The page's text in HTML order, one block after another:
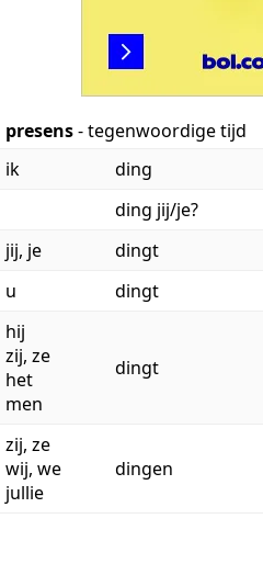
presens- tegenwoordige tijd
ik
ding
ding jij/je?
jij, je
dingt
u
dingt
hij
zij, ze
het
men
dingt
zij, ze
wij, we
jullie
dingen